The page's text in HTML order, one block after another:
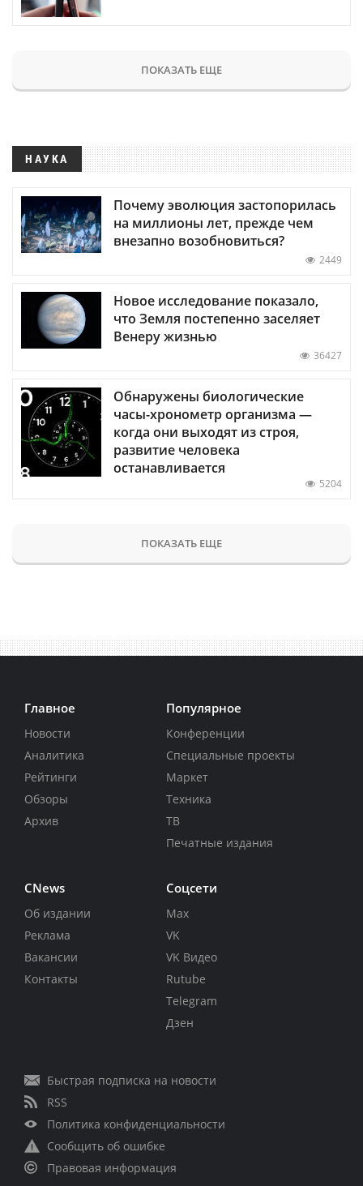
ПОКАЗАТЬ ЕЩЕ
НАУКА
Почему эволюция застопорилась
на миллионы лет, прежде чем
внезапно возобновиться?
2449
Новое исследование показало,
что Земля постепенно заселяет
Венеру жизнью
36427
Обнаружены биологические
часы-хронометр организма —
когда они выходят из строя,
развитие человека
останавливается
5204
ПОКАЗАТЬ ЕЩЕ
Главное
Новости
Аналитика
Рейтинги
Обзоры
Архив
Популярное
Конференции
Специальные проекты
Маркет
Техника
ТВ
Печатные издания
CNews
Об издании
Реклама
Вакансии
Контакты
Соцсети
Max
VK
VK Видео
Rutube
Telegram
Дзен
Быстрая подписка на новости
RSS
Политика конфиденциальности
Сообщить об ошибке
Правовая информация